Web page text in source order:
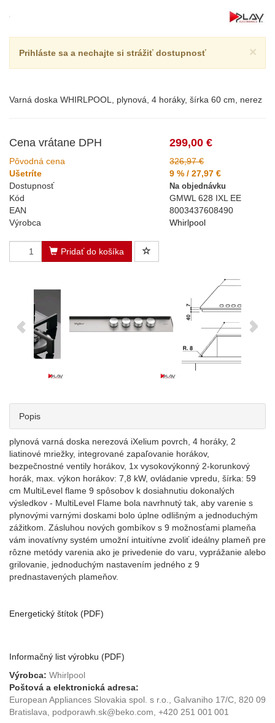
×
Prihláste sa a nechajte si strážiť dostupnosť
Varná doska WHIRLPOOL, plynová, 4 horáky, šírka 60 cm, nerez
Cena vrátane DPH 299,00 €
Pôvodná cena
326,97 €
Ušetríte
9 % / 27,97 €
Dostupnosť
Na objednávku
Kód
GMWL 628 IXL EE
EAN
8003437608490
Výrobca
Whirlpool
Pridať do košíka
Popis
plynová varná doska nerezová iXelium povrch, 4 horáky, 2
liatinové mriežky, integrované zapaľovanie horákov,
bezpečnostné ventily horákov, 1x vysokovýkonný 2-korunkový
horák, max. výkon horákov: 7,8 kW, ovládanie vpredu, šírka: 59
cm MultiLevel flame 9 spôsobov k dosiahnutiu dokonalých
výsledkov - MultiLevel Flame bola navrhnutý tak, aby varenie s
plynovými varnými doskami bolo úplne odlišným a jednoduchým
zážitkom. Zásluhou nových gombíkov s 9 možnosťami plameňa
vám inovatívny systém umožní intuitívne zvoliť ideálny plameň pre
rôzne metódy varenia ako je privedenie do varu, vyprážanie alebo
grilovanie, jednoduchým nastavením jedného z 9
prednastavených plameňov.
Energetický štítok (PDF)
Informačný list výrobku (PDF)
Výrobca: Whirlpool
Poštová a elektronická adresa:
European Appliances Slovakia spol. s r.o., Galvaniho 17/C, 820 09
Bratislava, podporawh.sk@beko.com, +420 251 001 001